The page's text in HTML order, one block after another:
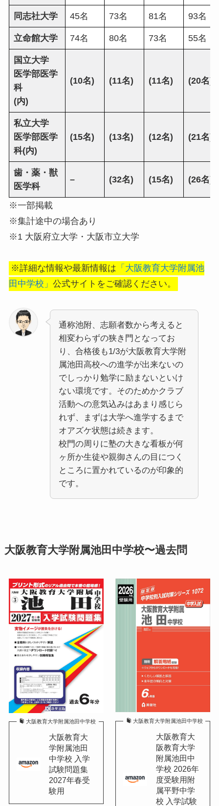
同志社大学 45名 73名 81名 93名
立命館大学 74名 80名 73名 55名
国立大学
医学部医学
科
(内)
(10名) (11名) (11名) (20名)
私立大学
医学部医学
科(内)
(15名) (13名) (12名) (21名)
歯・薬・獣
医学科
– (32名) (15名) (26名)
※一部掲載
※集計途中の場合あり
※1 大阪府立大学・大阪市立大学
※詳細な情報や最新情報は 「大阪教育大学附属池
田中学校」 公式サイトをご確認ください。
通称池附、志願者数から考えると
相変わらずの狭き門となってお
り、合格後も1/3が大阪教育大学附
属池田高校への進学が出来ないの
でしっかり勉学に励まないといけ
ない環境です。そのためかクラブ
活動への意気込みはあまり感じら
れず、まずは大学へ進学するまで
オアズケ状態は続きます。
校門の周りに塾の大きな看板が何
ヶ所か生徒や親御さんの目につく
ところに置かれているのが印象的
です。
大阪教育大学附属池田中学校〜過去問
大阪教育大学附属池田中学校
大阪教育大
学附属池田
中学校 入学
試験問題集
2027年春受
験用
大阪教育大学附属池田中学校
大阪教育大
阪教育大学
附属池田中
学校 2026年
度受験用附
属平野中学
校 入学試験